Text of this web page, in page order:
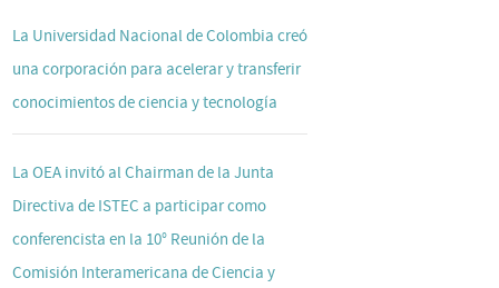
La Universidad Nacional de Colombia creó
una corporación para acelerar y transferir
conocimientos de ciencia y tecnología
La OEA invitó al Chairman de la Junta
Directiva de ISTEC a participar como
conferencista en la 10° Reunión de la
Comisión Interamericana de Ciencia y